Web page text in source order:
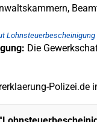
Lohnsteuerbescheinigung
Die
Polizei.de